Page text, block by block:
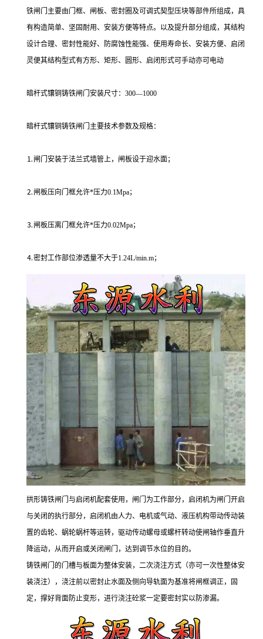
铁闸门主要由门框、闸板、密封圈及可调式契型压块等部件所组成，具
有构造简单、坚固耐用、安装方便等特点。以及提升部分组成，其结构
设计合理、密封性能好、防腐蚀性能强、使用寿命长、安装方便、启闭
灵便其结构型式有方形、矩形、圆形、启闭形式可手动亦可电动
暗杆式镶铜铸铁闸门安装尺寸：300—1000
暗杆式镶铜铸铁闸门主要技术参数及规格：
⒈闸门安装于法兰式墙管上，闸板设于迎水面；
⒉闸板压向门框允许*压力0.1Mpa；
⒊闸板压离门框允许*压力0.02Mpa；
⒋密封工作部位渗透量不大于1.24L/min.m；
拱形铸铁闸门与启闭机配套使用，闸门为工作部分，启闭机为闸门开启
与关闭的执行部分，启闭机由人力、电机或气动、液压机构带动传动装
置的齿轮、蜗轮蜗杆等运转，驱动传动螺母或螺杆转动使闸轴作垂直升
降运动，从而开启或关闭闸门，达到调节水位的目的。
铸铁闸门的门槽与板面为整体安装，二次浇注方式（亦可一次性整体安
装浇注），浇注前以密封止水面及侧向导轨面为基准将闸框调正，固
定，撑好背面防止变形，进行浇注砼浆一定要密封实以防渗漏。